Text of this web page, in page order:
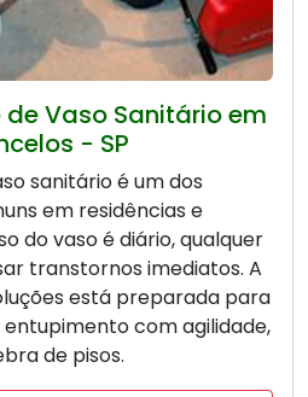
Vaso Sanitário em
- SP
sanitário é um dos
em residências e
do vaso é diário, qualquer
transtornos imediatos. A
está preparada para
com agilidade,
de pisos.